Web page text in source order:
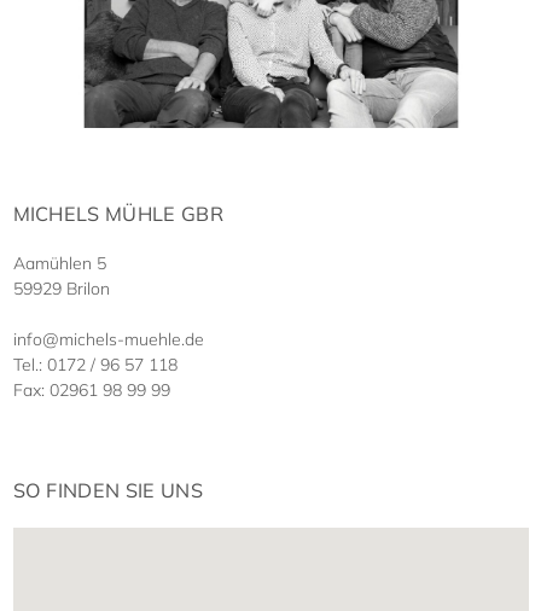
MICHELS MÜHLE GBR
Aamühlen 5
59929 Brilon
info@michels-muehle.de
Tel.: 0172 / 96 57 118
Fax: 02961 98 99 99
SO FINDEN SIE UNS